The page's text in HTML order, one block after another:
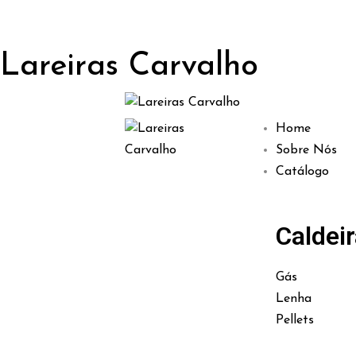
Lareiras Carvalho
Home
Sobre Nós
Catálogo
Gás
Lenha
Pellets